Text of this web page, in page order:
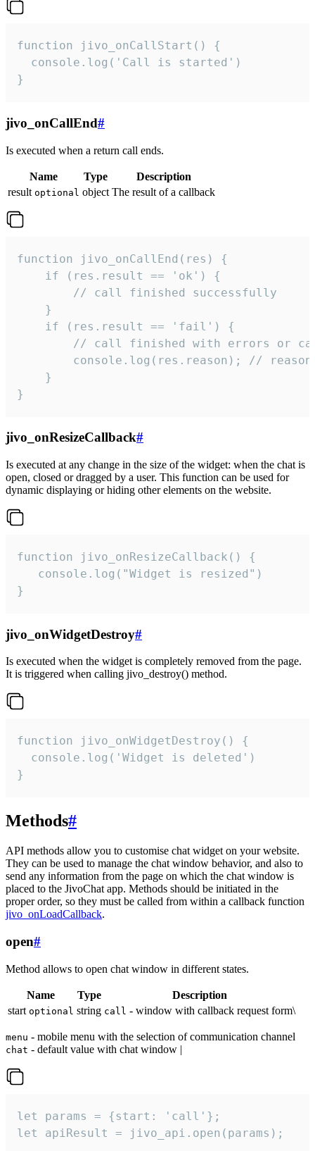
function jivo_onCallStart() {
  console.log('Call is started')
}
jivo_onCallEnd#
Is executed when a return call ends.
Name Type
Description
result optional object The result of a callback
function jivo_onCallEnd(res) {
    if (res.result == 'ok') {
        // call finished successfully
    }
    if (res.result == 'fail') {
// call finished with errors or
console.log(res.reason); //
    }
}
jivo_onResizeCallback#
Is executed at any change in the size of the widget: when the chat is
open, closed or dragged by a user. This function can be used for
dynamic displaying or hiding other elements on the website.
function jivo_onResizeCallback() {
   console.log("Widget is resized")
}
jivo_onWidgetDestroy#
Is executed when the widget is completely removed from the page.
It is triggered when calling jivo_destroy() method.
function jivo_onWidgetDestroy() {
  console.log('Widget is deleted')
}
Methods#
API methods allow you to customise chat widget on your website.
They can be used to manage the chat window behavior, and also to
send any information from the page on which the chat window is
placed to the JivoChat app. Methods should be initiated in the
proper order, so they must be called from within a callback function
jivo_onLoadCallback.
open#
Method allows to open chat window in different states.
Name Type
Description
start optional string call - window with callback request form\
menu - mobile menu with the selection of communication channel
chat - default value with chat window |
let params = {start: 'call'};
let apiResult = jivo_api.open(params);